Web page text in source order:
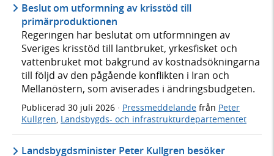
Beslut om utformning av krisstöd till
primärproduktionen
Regeringen har beslutat om utformningen av
Sveriges krisstöd till lantbruket, yrkesfisket och
vattenbruket mot bakgrund av kostnadsökningarna
till följd av den pågående konflikten i Iran och
Mellanöstern, som aviserades i ändringsbudgeten.
Publicerad 30 juli 2026 · Pressmeddelande från Peter
Kullgren Landsbygds- och infrastrukturdepartementet
Landsbygdsminister Peter Kullgren besöker